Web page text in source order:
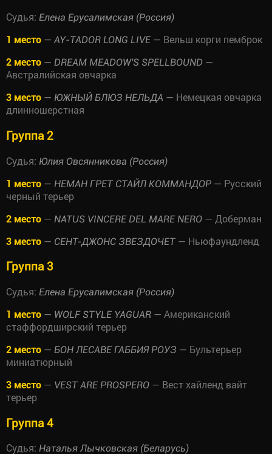
Судья: Елена Ерусалимская (Россия)
1 место — AY-TADOR LONG LIVE — Вельш корги пемброк
2 место — DREAM MEADOW'S SPELLBOUND —
Австралийская овчарка
3 место — ЮЖНЫЙ БЛЮЗ НЕЛЬДА — Немецкая овчарка
длинношерстная
Группа 2
Судья: Юлия Овсянникова (Россия)
1 место — НЕМАН ГРЕТ СТАЙЛ КОММАНДОР — Русский
черный терьер
2 место — NATUS VINCERE DEL MARE NERO — Доберман
3 место — СЕНТ-ДЖОНС ЗВЕЗДОЧЕТ— Ньюфаундленд
Группа 3
Судья: Елена Ерусалимская (Россия)
1 место — WOLF STYLE YAGUAR — Американский
стаффордширский терьер
2 место — БОН ЛЕСАВЕ ГАББИЯ РОУЗ — Бультерьер
миниатюрный
3 место — VEST ARE PROSPERO — Вест хайленд вайт
терьер
Группа 4
Судья: Наталья Лычковская (Беларусь)